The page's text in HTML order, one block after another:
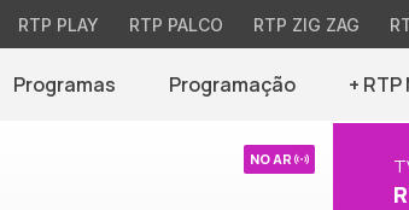
RTP PLAY RTP PALCO RTP ZIG ZAG
Programas Programação +
NO AR